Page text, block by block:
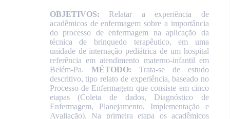
OBJETIVOS: Relatar a experiência de
acadêmicos de enfermagem sobre a importância
do processo de enfermagem na aplicação da
técnica de brinquedo terapêutico, em uma
unidade de internação pediátrica de um hospital
referência em atendimento materno-infantil em
Belém-Pa. MÉTODO: Trata-se de estudo
descritivo, tipo relato de experiência, baseado no
Processo de Enfermagem que consiste em cinco
etapas (Coleta de dados, Diagnóstico de
Enfermagem, Planejamento, Implementação e
Avaliação). Na primeira etapa os acadêmicos